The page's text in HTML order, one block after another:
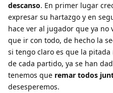
descanso. En primer lugar
expresar su hartazgo y en
hace ver al jugador que ya
que ir con todo, de hecho la
si tengo claro es que la
de cada partido, ya se han
tenemos que remar todos
desesperemos.